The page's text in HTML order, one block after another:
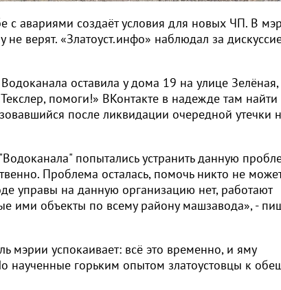
с авариями создаёт условия для новых ЧП. В
верят. «Златоуст.инфо» наблюдал за
оставила у дома 19 на улице Зелёная,
помоги!» ВКонтакте в надежде там найти
после ликвидации очередной утечки
попытались устранить данную
Проблема осталась, помочь никто не
управы на данную организацию нет, работают
ими объекты по всему району машзавода», -
мэрии успокаивает: всё это временно, и яму
наученные горьким опытом златоустовцы к